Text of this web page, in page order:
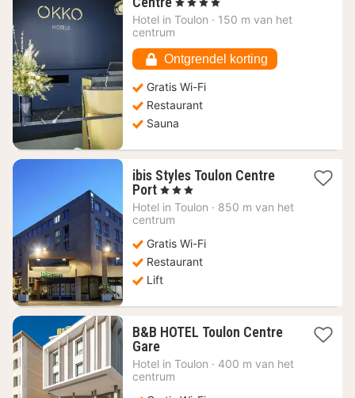
nacht
vanaf
€
Hotel in Toulon · 150 m van het
centrum
Ontgrendel korting
Gratis Wi-Fi
Restaurant
Sauna
ibis Styles Toulon Centre
Port 1
nacht
vanaf
€
, 3 Sterren
Hotel in Toulon · 850 m van het
centrum
Gratis Wi-Fi
Restaurant
Lift
B&B HOTEL Toulon Centre
Gare1
nacht
vanaf
Hotel in Toulon · 400 m van het
centrum